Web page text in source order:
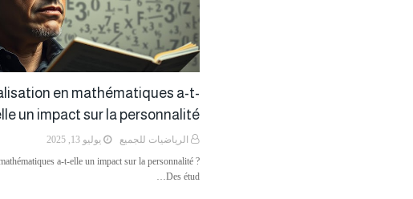
en mathématiques a-t-
un impact sur la personnalité ?
الرياضيات للجميع
يوليو 13, 2025
a-t-elle un impact sur la personnalité ?
Des étud…